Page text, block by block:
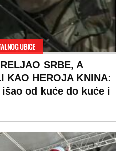
za njima,
pare: Ovde bunde
i 2.000 dinara!